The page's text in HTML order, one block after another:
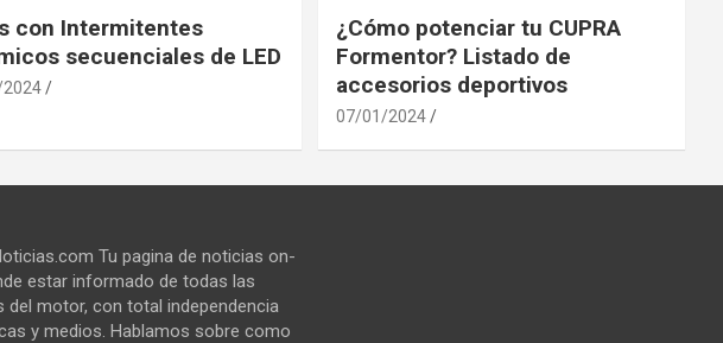
con Intermitentes
secuenciales de LED
¿Cómo potenciar tu CUPRA
Formentor? Listado de
accesorios deportivos
07/01/2024
Tu pagina de noticias on-
estar informado de todas las
del motor, con total independencia
y medios. Hablamos sobre como